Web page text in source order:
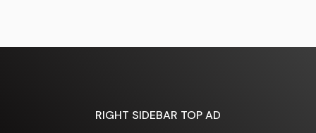
RIGHT SIDEBAR TOP AD